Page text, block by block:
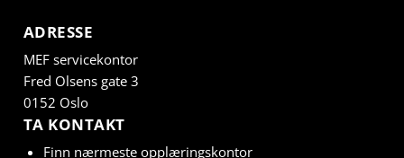
ADRESSE
MEF servicekontor
Fred Olsens gate 3
0152 Oslo
TA KONTAKT
Finn nærmeste opplæringskontor